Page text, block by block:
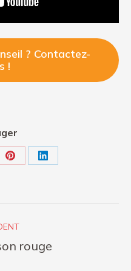
? Contactez-
!
Partager
Pinterest
Partager
LinkedIn
rouge